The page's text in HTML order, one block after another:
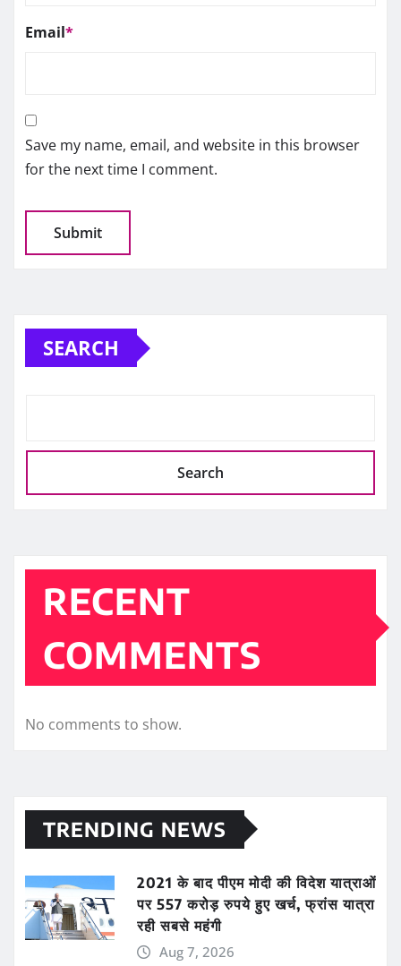
Email*
Save my name, email, and website in this browser
for the next time I comment.
SEARCH
Search
RECENT
COMMENTS
No comments to show.
TRENDING NEWS
2021 के बाद पीएम मोदी की विदेश यात्राओं
पर 557 करोड़ रुपये हुए खर्च, फ्रांस यात्रा
रही सबसे महंगी
Aug 7, 2026